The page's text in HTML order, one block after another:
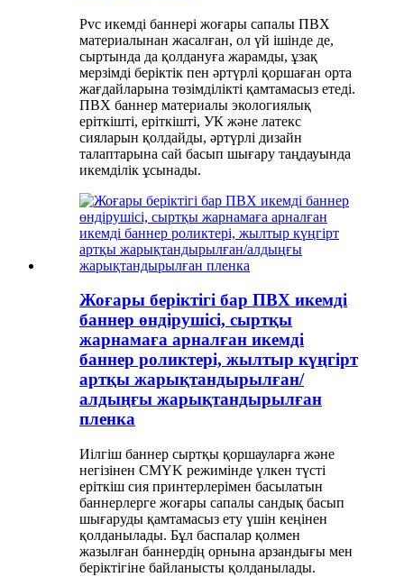
Pvc икемді баннері жоғары сапалы ПВХ
материалынан жасалған, ол үй ішінде де,
сыртында да қолдануға жарамды, ұзақ
мерзімді беріктік пен әртүрлі қоршаған орта
жағдайларына төзімділікті қамтамасыз етеді.
ПВХ баннер материалы экологиялық
еріткішті, еріткішті, УК және латекс
сияларын қолдайды, әртүрлі дизайн
талаптарына сай басып шығару таңдауында
икемділік ұсынады.
Жоғары беріктігі бар ПВХ икемді
баннер өндірушісі, сыртқы
жарнамаға арналған икемді
баннер роликтері, жылтыр күңгірт
артқы жарықтандырылған/
алдыңғы жарықтандырылған
пленка
Иілгіш баннер сыртқы қоршауларға және
негізінен CMYK режимінде үлкен түсті
еріткіш сия принтерлерімен басылатын
баннерлерге жоғары сапалы сандық басып
шығаруды қамтамасыз ету үшін кеңінен
қолданылады. Бұл баспалар қолмен
жазылған баннердің орнына арзандығы мен
беріктігіне байланысты қолданылады.